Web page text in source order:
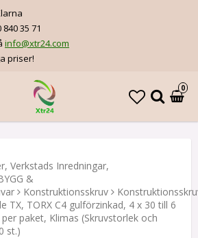
35 71
info@xtr24.com
priser!
0
Verkstads Inredningar,
&
Konstruktionsskruv
TX, TORX C4 gulförzinkad, 4 x 30 till 6
paket, Klimas (Skruvstorlek och
st.)